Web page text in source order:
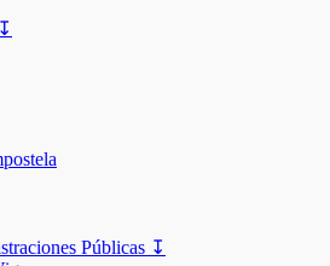
Públicas ↧